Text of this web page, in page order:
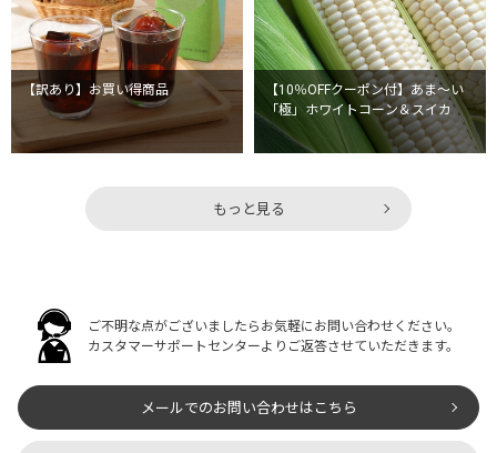
【訳あり】お買い得商品
【10％OFFクーポン付】あま～い
「極」ホワイトコーン＆スイカ
もっと見る
ご不明な点がございましたらお気軽にお問い合わせください。
カスタマーサポートセンターよりご返答させていただきます。
メールでのお問い合わせはこちら